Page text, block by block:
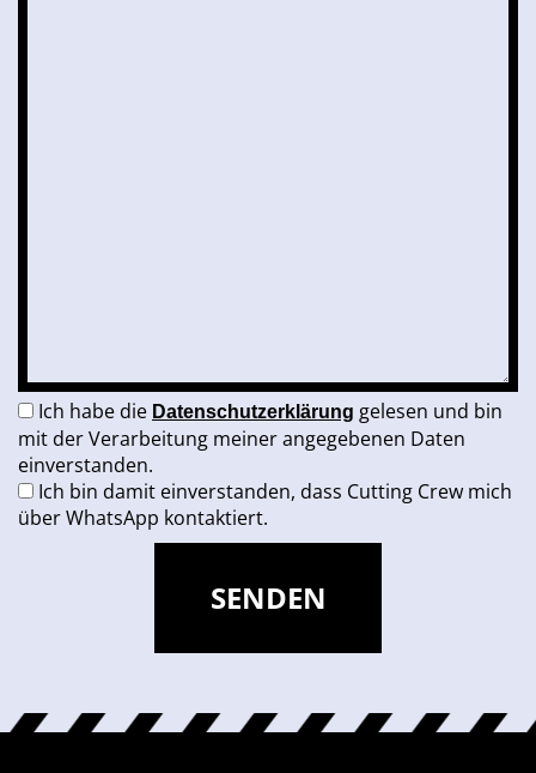
Ich habe die Datenschutzerklärung gelesen und bin
mit der Verarbeitung meiner angegebenen Daten
einverstanden.
Ich bin damit einverstanden, dass Cutting Crew mich
über WhatsApp kontaktiert.